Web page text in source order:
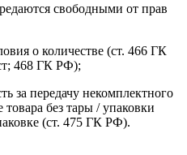
свободными от прав
о количестве (ст. 466 ГК
468 ГК РФ);
за передачу некомплектного
без тары / упаковки
(ст. 475 ГК РФ).